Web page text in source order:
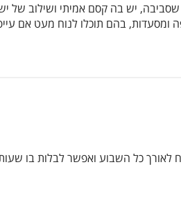
יש בה קסם אמיתי ושילוב של
ומסעדות, בהם תוכלו לנוח מעט אם
לאורך כל השבוע ואפשר לבלות בו